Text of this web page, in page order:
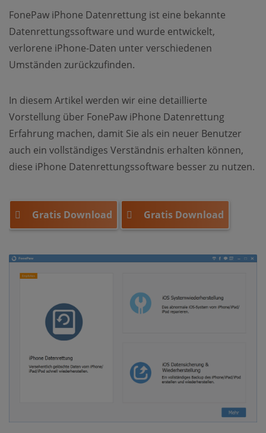
FonePaw iPhone Datenrettung ist eine bekannte
Datenrettungssoftware und wurde entwickelt,
verlorene iPhone-Daten unter verschiedenen
Umständen zurückzufinden.
In diesem Artikel werden wir eine detaillierte
Vorstellung über FonePaw iPhone Datenrettung
Erfahrung machen, damit Sie als ein neuer Benutzer
auch ein vollständiges Verständnis erhalten können,
diese iPhone Datenrettungssoftware besser zu nutzen.
Gratis Download Gratis Download